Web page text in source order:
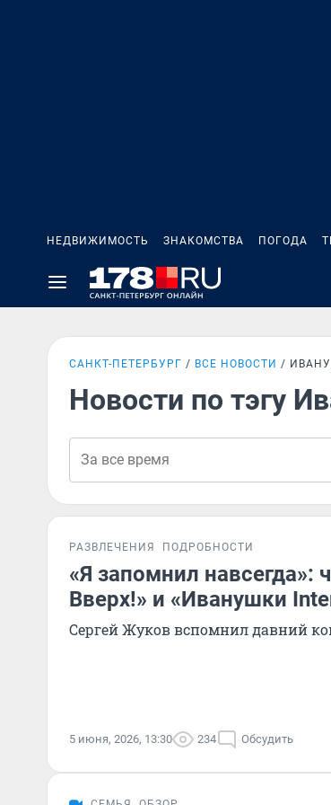
НЕДВИЖИМОСТЬ ЗНАКОМСТВА ПОГОДА
САНКТ-ПЕТЕРБУРГ ВСЕ НОВОСТИ
Новости по тэгу
РАЗВЛЕЧЕНИЯ ПОДРОБНОСТИ
«Я запомнил навсегда»:
Вверх!» и «Иванушки
Сергей Жуков вспомнил давний
5 июня, 2026, 13:30 234 Обсудить